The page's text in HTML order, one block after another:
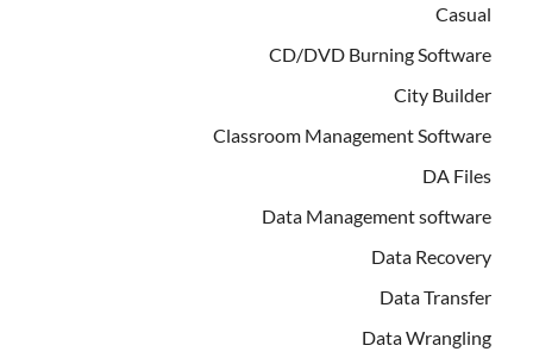
Casual
CD/DVD Burning Software
City Builder
Classroom Management Software
DA Files
Data Management software
Data Recovery
Data Transfer
Data Wrangling